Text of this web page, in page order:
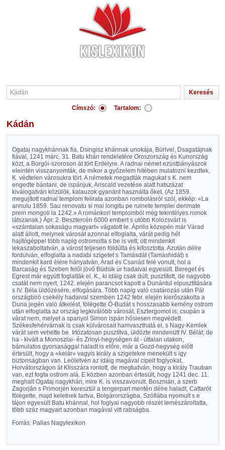
Címszó: Tartalom:
Kádán
Ogataj nagykhánnak fia, Dsingisz khánnak unokája, Bürivel, Dsagatájnak
fiával, 1241 márc. 31. Batu khán rendeletére Oroszország és Kunország
közt, a Borgói-szoroson át tört Erdélyre. A radnai német ezüstbányászok
eleintén visszanyomták, de mikor a győzelem hitében mulatozni kezdtek,
K. védtelen városukra tört. A németek megadták magukat s K. nem
engedte bántani; de ispánjuk, Ariscald vezetése alatt hatszázat
kiválogatván közülök, kalauzok gyanánt használta őket. (Az 1859.
megujított radnai templom felirata azonban rombolásról szól, ekkép: «La
annulu 1859. Sau renovatu si mai longitu pe ruinete templei derimate
prein mongoli la 1242.» A románkori templomból még tekintélyes romok
látszanak.) Ápr. 2. Besztercén 6000 embert s utóbb Kolozsvárt is
«számtalan sokaságu magyart» vágatott le. Április közepén már Várad
alatt állott, melynek városát azonnal elfoglalta, várát pedig hét
hajítógéppel több napig ostromolta s be is vett; ott mindenkit
lekaszaboltatván, a várost teljesen földúlta és kifosztotta. Azután délre
fordulván, elfoglalta a nadabi szigetet s Tamásdát (Tamáshidát) s
mindenkit kard élére hányatván, Arad és Csanád felé vonult, hol a
Barcaság és Szeben felől jövő Büdsik úr hadaival egyesült. Bereget és
Egrest már együtt foglalták el. K., ki idáig csak dúlt, pusztított, de nagyobb
csatát nem nyert, 1242. elején parancsot kapott a Dunántul elpusztítására
s IV. Béla üldözésére, elfogására. Több napig való csatározás után Pál
országbiró csekély hadaival szemben 1242 febr. elején kierőszakolta a
Duna jegén való átkelést, fölégette Ó-Budát s hosszasabb kemény ostrom
után elfoglalta az ország legkiválóbb városát, Esztergomot is; csupán a
várat nem, melyet a spanyol Simon ispán hősiesen megvédett.
Székesfehérvárnak is csak külvárosait hamvaszthatá el, s Nagy-Kemlek
várát sem vehette be. Irtózatosan pusztítva, üldözte mindenütt IV. Bélát; de
ha - kivált a Monoszlai- és Zrinyi-hegységen át - úttalan utakon,
bámulatos gyorsasággal haladt is előre, már a Gozd-hegység előtt
értesült, hogy a «kelár» vagyis király a szigetekre menekült s igy
biztonságban van. Leöletvén az idáig magával cipelt foglyokat,
Horvátországon át Klisszára rontott, de megtudván, hogy a király Trauban
van, ezt fogta ostrom alá. E közben azonban értesült, hogy 1241 dec. 11.
meghalt Ogataj nagykhán, mire K. is visszavonult. Bosznián, a szerb
Zagorján s Primorjén keresztül a tengerpart mentén délre haladt, Cattarót
fölégette, majd keletnek tartva, Bolgárországba, Szófiába nyomult s e
tájon egyesült Batu khánnal, hol foglyai nagyobb részét lemészároltatta,
több száz magyart azonban magával vitt rabságba.
Forrás: Pallas Nagylexikon